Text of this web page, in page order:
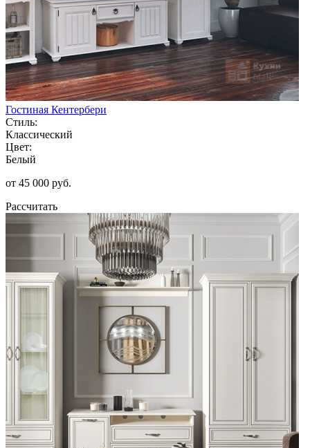
Гостиная Кентербери
Стиль:
Классический
Цвет:
Белый
от 45 000 руб.
Рассчитать